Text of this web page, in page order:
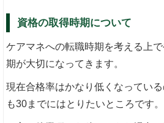
資格の取得時期について
ケアマネへの転職時期を考える上
期が大切になってきます。
現在合格率はかなり低くなってい
も30までにはとりたいところです。